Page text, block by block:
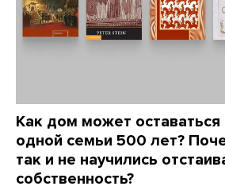
Как дом может оставаться
одной семьи 500 лет?
так и не научились
собственность?